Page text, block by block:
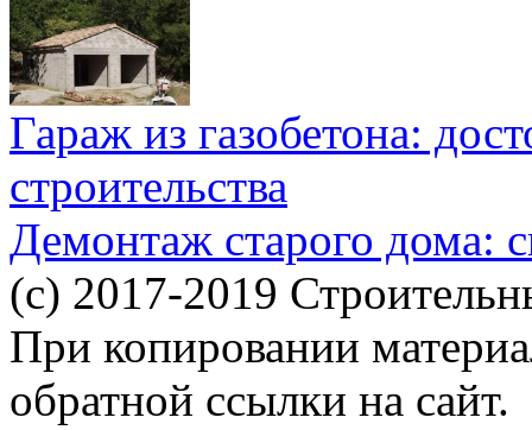
Гараж из газобетона:
строительства
Демонтаж старого дома:
(c) 2017-2019
При копировании
обратной ссылки на сайт.